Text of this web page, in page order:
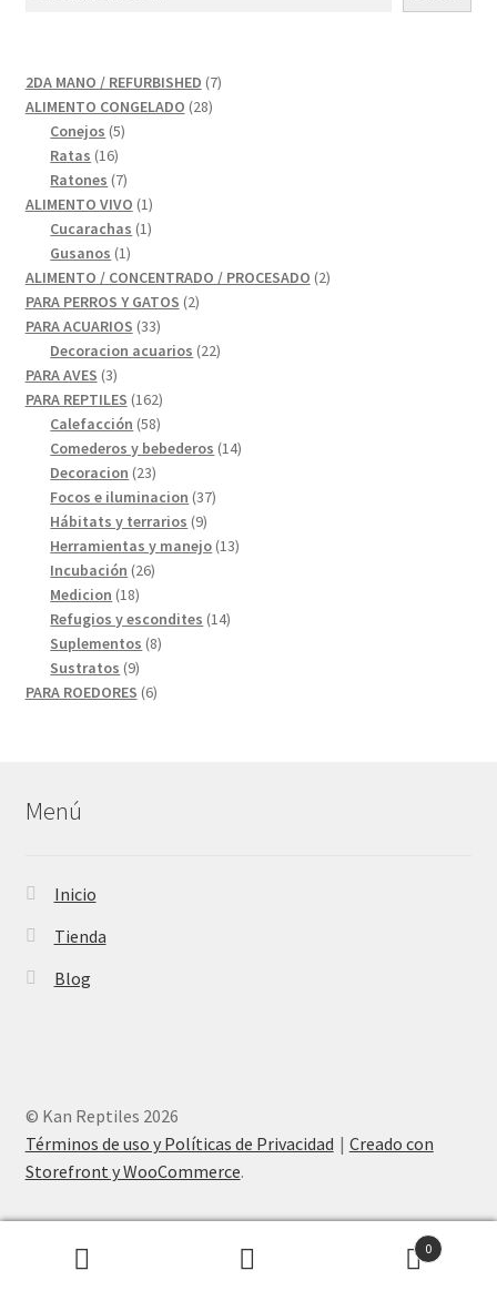
2DA MANO / REFURBISHED 77
ALIMENTO CONGELADO 2828
Conejos 55
Ratas 1616
productos
Ratones 77
productos
ALIMENTO VIVO 11
producto
Cucarachas 11
Gusanos 11
producto
ALIMENTO / CONCENTRADO / PROCESADO 22
PARA PERROS Y GATOS 22
PARA ACUARIOS 3333
productos
Decoracion acuarios 2222
PARA AVES 33
productos
PARA REPTILES 162162
productos
Calefacción 5858
productos
Comederos y bebederos 1414
Decoracion 2323
productos
Focos e iluminacion 3737
Hábitats y terrarios 99
productos
Herramientas y manejo 1313
Incubación 2626
Medicion 1818
productos
Refugios y escondites 1414
Suplementos 88
Sustratos 99
productos
PARA ROEDORES 66
Menú
Inicio
Tienda
Blog
© Kan Reptiles 2026
Términos de uso y Políticas de Privacidad
Creado con
Storefront y WooCommerce.
0